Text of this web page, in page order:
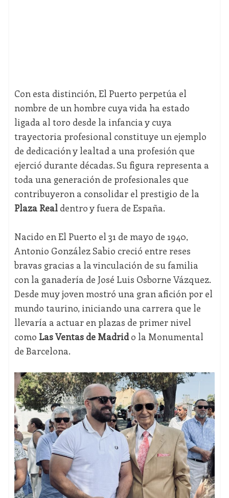
Con esta distinción, El Puerto perpetúa el
nombre de un hombre cuya vida ha estado
ligada al toro desde la infancia y cuya
trayectoria profesional constituye un ejemplo
de dedicación y lealtad a una profesión que
ejerció durante décadas. Su figura representa a
toda una generación de profesionales que
contribuyeron a consolidar el prestigio de la
Plaza Realdentro y fuera de España.
Nacido en El Puerto el 31 de mayo de 1940,
Antonio González Sabio creció entre reses
bravas gracias a la vinculación de su familia
con la ganadería de José Luis Osborne Vázquez.
Desde muy joven mostró una gran afición por el
mundo taurino, iniciando una carrera que le
llevaría a actuar en plazas de primer nivel
como Las Ventas de Madrido la Monumental
de Barcelona.